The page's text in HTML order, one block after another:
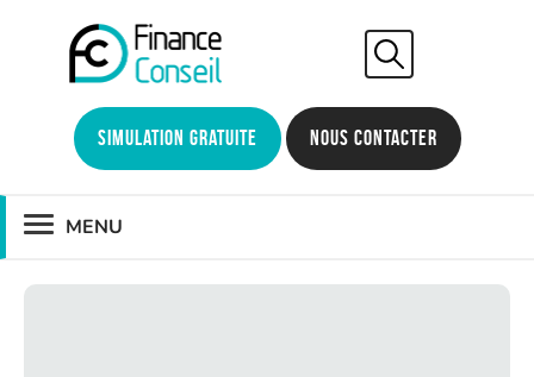
Simulation gratuite Nous contacter
MENU